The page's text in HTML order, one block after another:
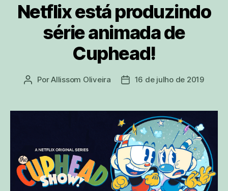
Netflix está produzindo
série animada de
Cuphead!
Autor
PorAllissom Oliveira
Data16 de julho de 2019